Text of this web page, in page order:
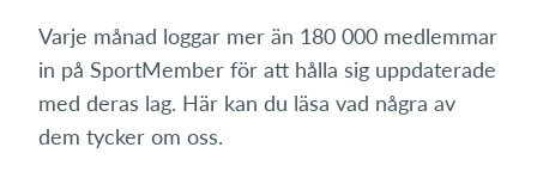
Varje månad loggar mer än 180 000 medlemmar
in på SportMember för att hålla sig uppdaterade
med deras lag. Här kan du läsa vad några av
dem tycker om oss.